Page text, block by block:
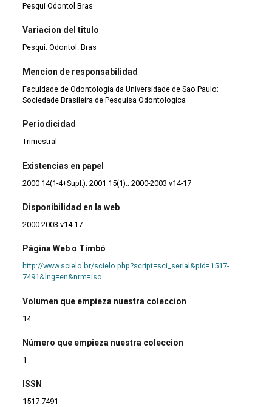
Pesqui Odontol Bras
Variacion del titulo
Pesqui. Odontol. Bras
Mencion de responsabilidad
Faculdade de Odontología da Universidade de Sao Paulo;
Sociedade Brasileira de Pesquisa Odontologica
Periodicidad
Trimestral
Existencias en papel
2000 14(1-4+Supl.); 2001 15(1).; 2000-2003 v14-17
Disponibilidad en la web
2000-2003 v14-17
Página Web o Timbó
http://www.scielo.br/scielo.php?script=sci_serial&pid=1517-
7491&lng=en&nrm=iso
Volumen que empieza nuestra coleccion
14
Número que empieza nuestra coleccion
1
ISSN
1517-7491